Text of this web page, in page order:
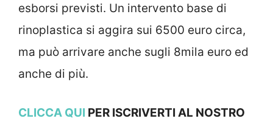
esborsi previsti. Un intervento base di
rinoplastica si aggira sui 6500 euro circa,
ma può arrivare anche sugli 8mila euro ed
anche di più.
CLICCA QUI PER ISCRIVERTI AL NOSTRO